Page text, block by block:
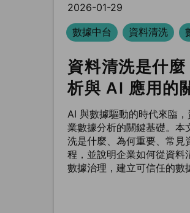
2026-01-29
數據中台
資料清洗
資料清洗是什
析與 AI 應用的
AI 與數據驅動的時代來臨
業數據分析的關鍵基礎。本
洗是什麼、為何重要、常見
程，並說明企業如何從資料
數據治理，建立可信任的數